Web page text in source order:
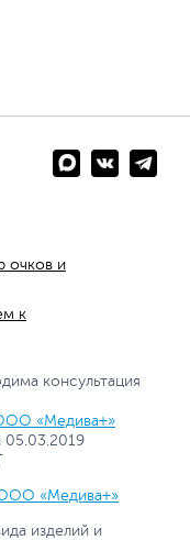
очков и
к
консультация
«Медива+»
«Медива+»
изделий и